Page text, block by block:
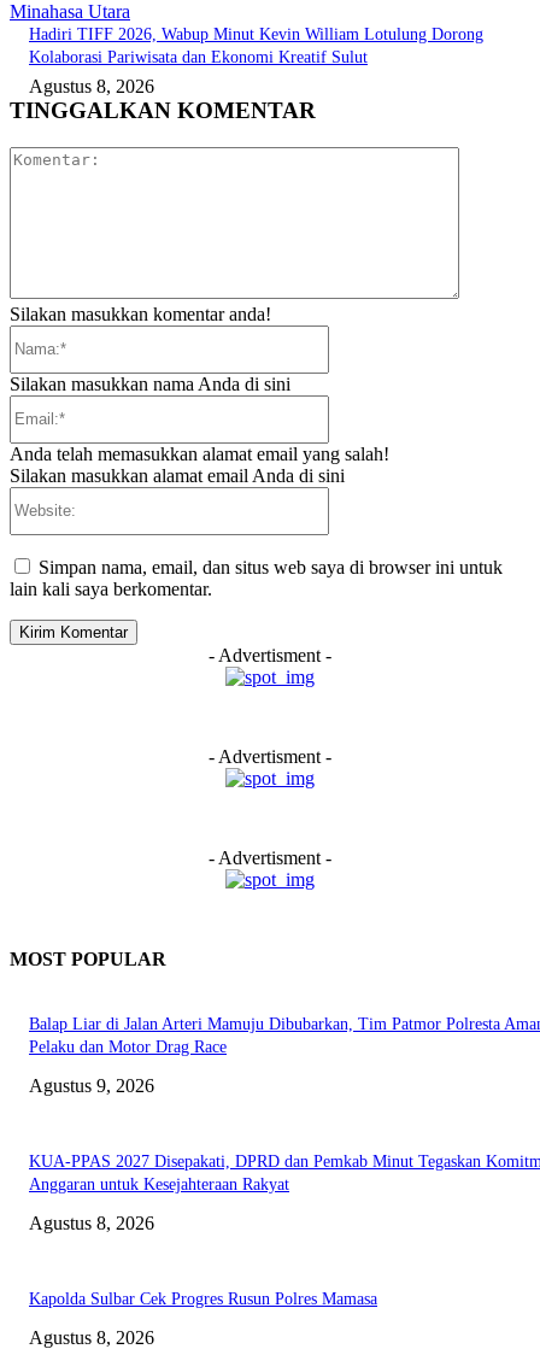
Minahasa Utara
Hadiri TIFF 2026, Wabup Minut Kevin William Lotulung Dorong
Kolaborasi Pariwisata dan Ekonomi Kreatif Sulut
Agustus 8, 2026
TINGGALKAN KOMENTAR
Silakan masukkan komentar anda!
Silakan masukkan nama Anda di sini
Anda telah memasukkan alamat email yang salah!
Silakan masukkan alamat email Anda di sini
Simpan nama, email, dan situs web saya di browser ini untuk
lain kali saya berkomentar.
- Advertisment -
- Advertisment -
- Advertisment -
MOST POPULAR
Balap Liar di Jalan Arteri Mamuju Dibubarkan, Tim Patmor Polresta
Pelaku dan Motor Drag Race
Agustus 9, 2026
KUA-PPAS 2027 Disepakati, DPRD dan Pemkab Minut Tegaskan
Anggaran untuk Kesejahteraan Rakyat
Agustus 8, 2026
Kapolda Sulbar Cek Progres Rusun Polres Mamasa
Agustus 8, 2026